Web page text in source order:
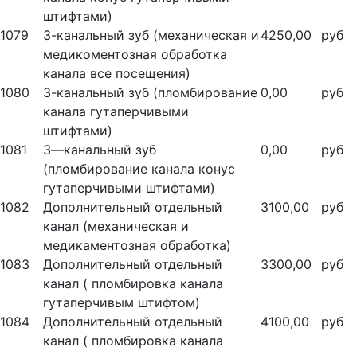
штифтами)
1079
3-канальный зуб (механическая и
медикоментозная обработка
канала все посещения)
4250,00 руб
1080
3-канальный зуб (пломбирование
канала гутаперчивыми
штифтами)
0,00 руб
1081
3—канальный зуб
(пломбирование канала конус
гутаперчивыми штифтами)
0,00 руб
1082
Дополнительный отдельный
канал (механическая и
медикаментозная обработка)
3100,00 руб
1083
Дополнительный отдельный
канал ( пломбировка канала
гутаперчивым штифтом)
3300,00 руб
1084
Дополнительный отдельный
канал ( пломбировка канала
4100,00 руб